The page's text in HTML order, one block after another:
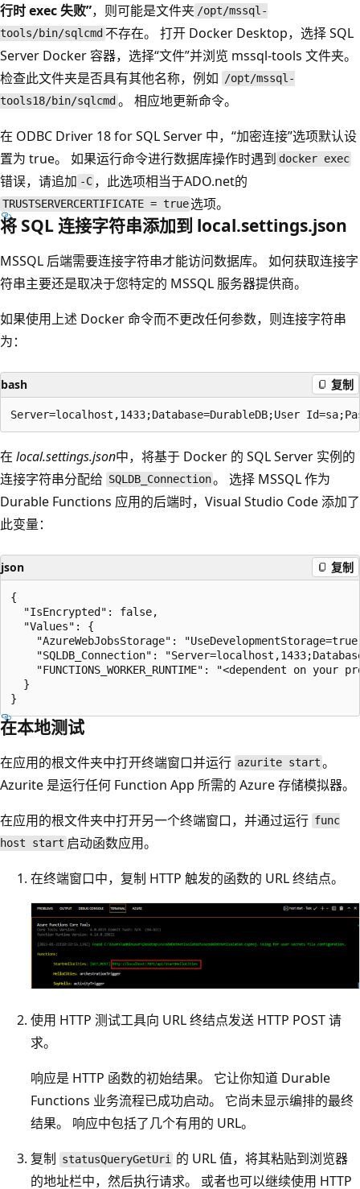
行时 exec 失败”，则可能是文件夹 /opt/mssql-
tools/bin/sqlcmd 不存在。 打开 Docker Desktop，选择 SQL
Server Docker 容器，选择“文件”并浏览 mssql-tools 文件夹。
检查此文件夹是否具有其他名称，例如 /opt/mssql-
tools18/bin/sqlcmd 。 相应地更新命令。
在 ODBC Driver 18 for SQL Server 中，“加密连接”选项默认设
置为 true。 如果运行命令进行数据库操作时遇到 docker exec
错误，请追加 -C ，此选项相当于ADO.net的
TRUSTSERVERCERTIFICATE = true选项。
将 SQL 连接字符串添加到 local.settings.json
MSSQL 后端需要连接字符串才能访问数据库。 如何获取连接字
符串主要还是取决于您特定的 MSSQL 服务器提供商。
如果使用上述 Docker 命令而不更改任何参数，则连接字符串
为：
bash 复制
在 local.settings.json中，将基于 Docker 的 SQL Server 实例的
连接字符串分配给 SQLDB_Connection。 选择 MSSQL 作为
Durable Functions 应用的后端时，Visual Studio Code 添加了
此变量：
json 复制
{
  "IsEncrypted": false,
  "Values": {
"AzureWebJobsStorage":
"SQLDB_Connection":
"FUNCTIONS_WORKER_RUNTIME": "<dependent on your
  }
在本地测试
在应用的根文件夹中打开终端窗口并运行 azurite start 。
Azurite 是运行任何 Function App 所需的 Azure 存储模拟器。
在应用的根文件夹中打开另一个终端窗口，并通过运行 func
host start 启动函数应用。
在终端窗口中，复制 HTTP 触发的函数的 URL 终结点。
使用 HTTP 测试工具向 URL 终结点发送 HTTP POST 请
求。
响应是 HTTP 函数的初始结果。 它让你知道 Durable
Functions 业务流程已成功启动。 它尚未显示编排的最终
结果。 响应中包括了几个有用的 URL。
复制 statusQueryGetUri 的 URL 值，将其粘贴到浏览器
的地址栏中，然后执行请求。 或者也可以继续使用 HTTP